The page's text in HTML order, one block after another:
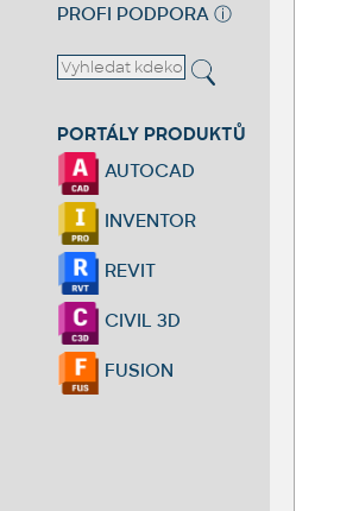
PROFI PODPORA ⓘ
PORTÁLY PRODUKTŮ
AUTOCAD
INVENTOR
REVIT
CIVIL 3D
FUSION